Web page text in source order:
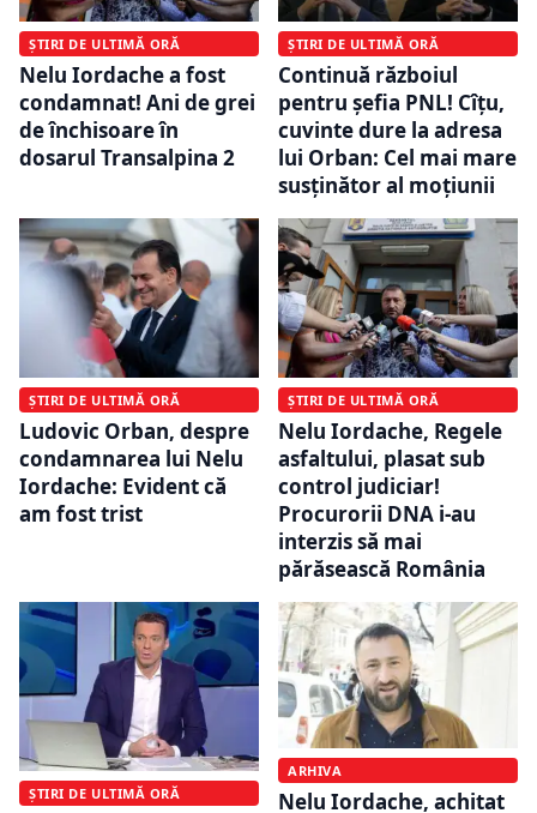
ȘTIRI DE ULTIMĂ ORĂ
Nelu Iordache a fost
condamnat! Ani de grei
de închisoare în
dosarul Transalpina 2
ȘTIRI DE ULTIMĂ ORĂ
Continuă războiul
pentru șefia PNL! Cîțu,
cuvinte dure la adresa
lui Orban: Cel mai mare
susţinător al moţiunii
ȘTIRI DE ULTIMĂ ORĂ
Ludovic Orban, despre
condamnarea lui Nelu
Iordache: Evident că
am fost trist
ȘTIRI DE ULTIMĂ ORĂ
Nelu Iordache, Regele
asfaltului, plasat sub
control judiciar!
Procurorii DNA i-au
interzis să mai
părăsească România
ȘTIRI DE ULTIMĂ ORĂ
ARHIVA
Nelu Iordache, achitat